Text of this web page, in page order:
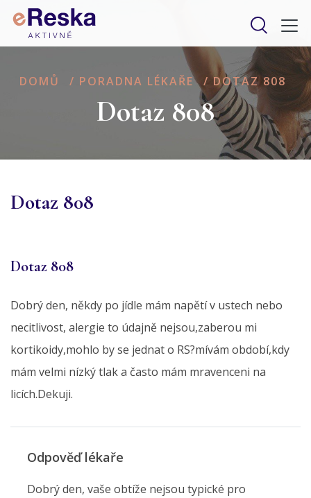
DOMŮ / PORADNA LÉKAŘE / DOTAZ 808
Dotaz 808
Dotaz 808
Dotaz 808
Dobrý den, někdy po jídle mám napětí v ustech nebo
necitlivost, alergie to údajně nejsou,zaberou mi
kortikoidy,mohlo by se jednat o RS?mívám období,kdy
mám velmi nízký tlak a často mám mravenceni na
licích.Dekuji.
Odpověď lékaře
Dobrý den, vaše obtíže nejsou typické pro